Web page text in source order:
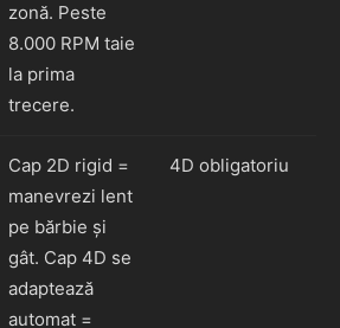
zonă. Peste
8.000 RPM taie
la prima
trecere.
Cap 2D rigid =
manevrezi lent
pe bărbie și
gât. Cap 4D se
adaptează
automat =
4D obligatoriu